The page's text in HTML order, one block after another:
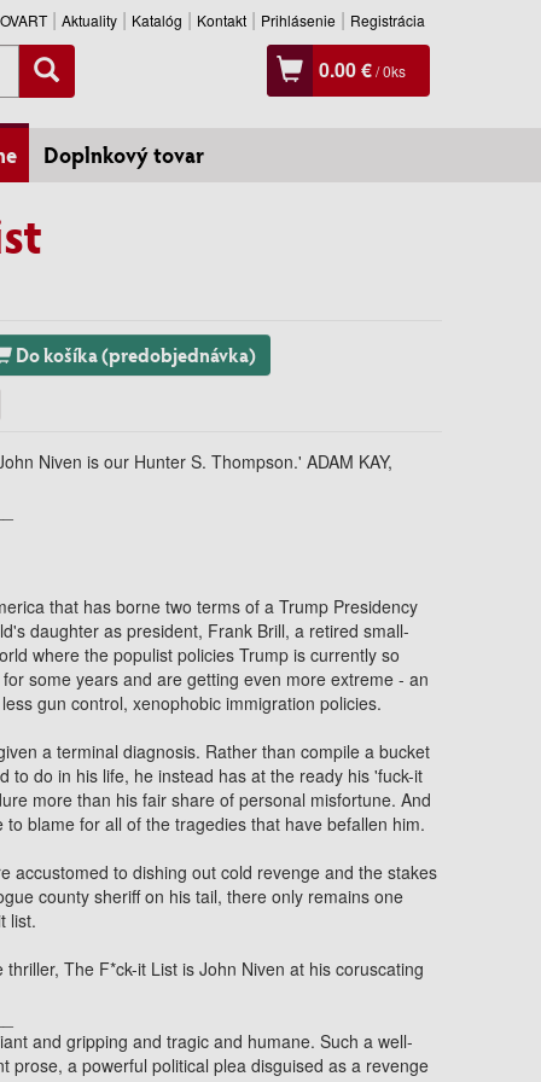
Aktuality Katalóg Kontakt Prihlásenie Registrácia
0.00 €/0ks
Doplnkový tovar
Do košíka (predobjednávka)
Niven is our Hunter S. Thompson.' ADAM KAY,
that has borne two terms of a Trump Presidency
daughter as president, Frank Brill, a retired small-
where the populist policies Trump is currently so
some years and are getting even more extreme - an
gun control, xenophobic immigration policies.
a terminal diagnosis. Rather than compile a bucket
to do in his life, he instead has at the ready his 'fuck-it
more than his fair share of personal misfortune. And
blame for all of the tragedies that have befallen him.
accustomed to dishing out cold revenge and the stakes
county sheriff on his tail, there only remains one
list.
The F*ck-it List is John Niven at his coruscating
and gripping and tragic and humane. Such a well-
prose, a powerful political plea disguised as a revenge